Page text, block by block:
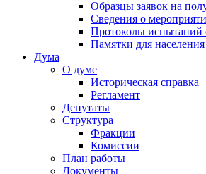
Образцы заявок на
Сведения о
Протоколы испытаний
Памятки для населения
Дума
О думе
Историческая справка
Регламент
Депутаты
Структура
Фракции
Комиссии
План работы
Документы